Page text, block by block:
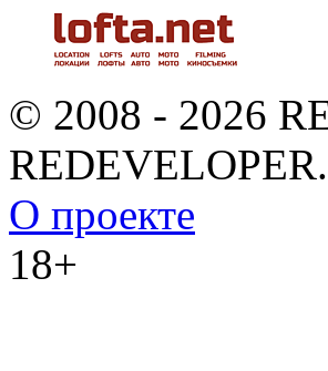
© 2008 - 2026
О проекте
18+